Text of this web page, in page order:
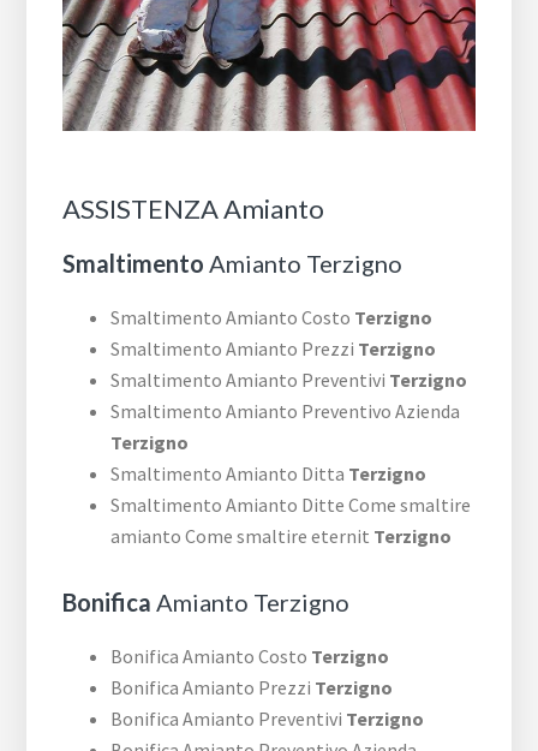
ASSISTENZA Amianto
Smaltimento Amianto Terzigno
Smaltimento Amianto Costo Terzigno
Smaltimento Amianto Prezzi Terzigno
Smaltimento Amianto Preventivi Terzigno
Smaltimento Amianto Preventivo Azienda
Terzigno
Smaltimento Amianto Ditta Terzigno
Smaltimento Amianto Ditte Come smaltire
amianto Come smaltire eternit Terzigno
Bonifica Amianto Terzigno
Bonifica Amianto Costo Terzigno
Bonifica Amianto Prezzi Terzigno
Bonifica Amianto Preventivi Terzigno